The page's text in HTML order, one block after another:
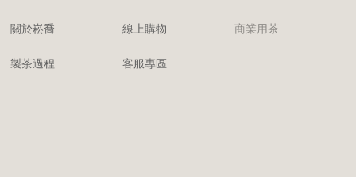
關於崧喬 線上購物 商業用茶
製茶過程 客服專區